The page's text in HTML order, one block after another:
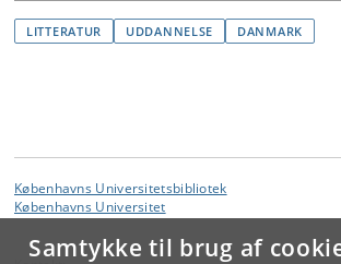
Samtykke til brug af
LITTERATUR UDDANNELSE DANMARK
Københavns Universitetsbibliotek
Københavns Universitet